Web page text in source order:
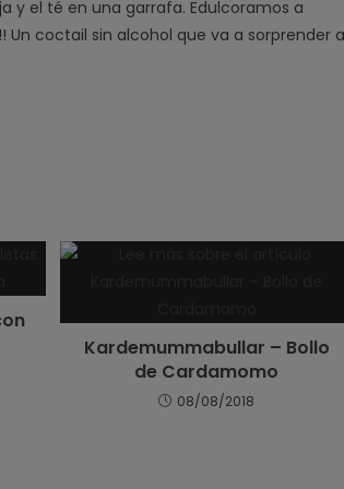
y el té en una garrafa. Edulcoramos a
coctail sin alcohol que va a sorprender a
Kardemummabullar – Bollo
de Cardamomo
08/08/2018